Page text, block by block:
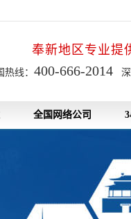
奉新地区专业提
热线： 400-666-2014 深
全国网络公司